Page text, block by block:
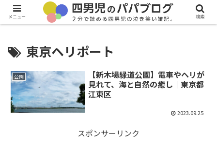
東京ヘリポート
公園
【新木場緑道公園】電車やヘリが
見れて、海と自然の癒し｜東京都
江東区
2023.09.25
スポンサーリンク
メニュー 検索